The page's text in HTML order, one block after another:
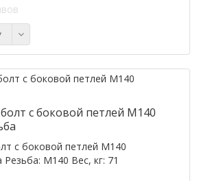
с боковой петлей M140
с боковой петлей M140
M140 Вес, кг: 71